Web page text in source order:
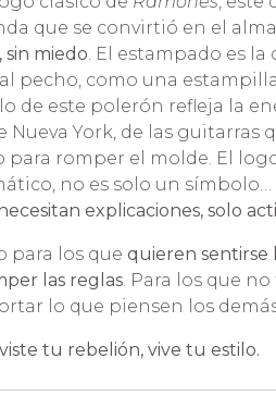
que se convirtió en el
sin miedo . El estampado es
pecho, como una
de este polerón refleja la
Nueva York, de las guitarras
para romper el molde. El
no es solo un símbolo…
explicaciones, solo
para los que quieren sentirse
las reglas . Para los que
lo que piensen los
tu rebelión, vive tu estilo.